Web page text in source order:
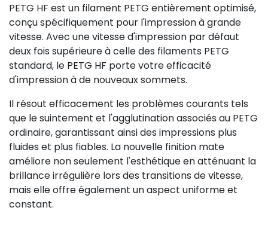
PETG HF est un filament PETG entièrement optimisé,
conçu spécifiquement pour l'impression à grande
vitesse. Avec une vitesse d'impression par défaut
deux fois supérieure à celle des filaments PETG
standard, le PETG HF porte votre efficacité
d'impression à de nouveaux sommets.
Il résout efficacement les problèmes courants tels
que le suintement et l'agglutination associés au PETG
ordinaire, garantissant ainsi des impressions plus
fluides et plus fiables. La nouvelle finition mate
améliore non seulement l'esthétique en atténuant la
brillance irrégulière lors des transitions de vitesse,
mais elle offre également un aspect uniforme et
constant.